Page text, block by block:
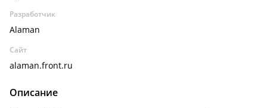
Разработчик
Alaman
Сайт
alaman.front.ru
Описание